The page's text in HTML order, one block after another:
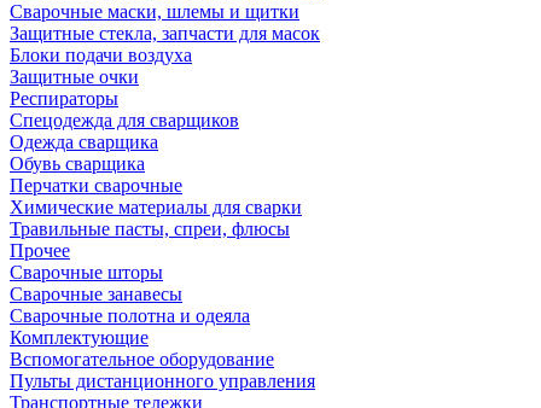
Сварочные маски, шлемы и щитки
Защитные стекла, запчасти для масок
Блоки подачи воздуха
Защитные очки
Респираторы
Спецодежда для сварщиков
Одежда сварщика
Обувь сварщика
Перчатки сварочные
Химические материалы для сварки
Травильные пасты, спреи, флюсы
Прочее
Сварочные шторы
Сварочные занавесы
Сварочные полотна и одеяла
Комплектующие
Вспомогательное оборудование
Пульты дистанционного управления
Транспортные тележки